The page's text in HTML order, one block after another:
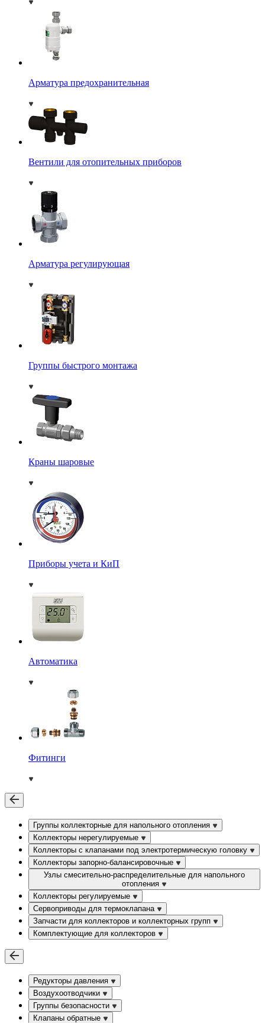
Арматура предохранительная
Вентили для отопительных приборов
Арматура регулирующая
Группы быстрого монтажа
Краны шаровые
Приборы учета и КиП
Автоматика
Фитинги
Группы коллекторные для напольного отопления
Коллекторы нерегулируемые
Коллекторы с клапанами под электротермическую головку
Коллекторы запорно-балансировочные
Узлы смесительно-распределительные для напольного
отопления
Коллекторы регулируемые
Сервоприводы для термоклапана
Запчасти для коллекторов и коллекторных групп
Комплектующие для коллекторов
Редукторы давления
Воздухоотводчики
Группы безопасности
Клапаны обратные